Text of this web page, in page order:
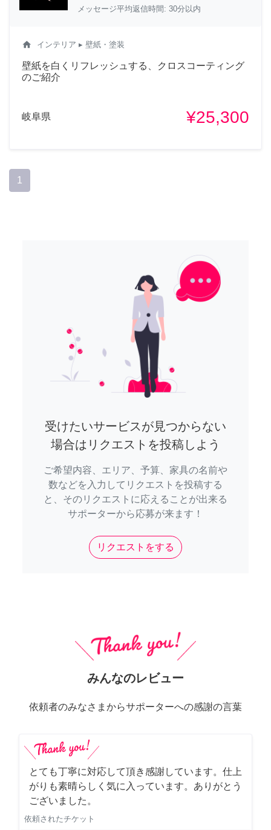
メッセージ平均返信時間: 30分以内
home インテリア ▸ 壁紙・塗装
壁紙を白くリフレッシュする、クロスコーティング
のご紹介
岐阜県 ¥25,300
1
受けたいサービスが見つからない
場合はリクエストを投稿しよう
ご希望内容、エリア、予算、家具の名前や
数などを入力してリクエストを投稿する
と、そのリクエストに応えることが出来る
サポーターから応募が来ます！
リクエストをする
みんなのレビュー
依頼者のみなさまからサポーターへの感謝の言葉
とても丁寧に対応して頂き感謝しています。仕上
がりも素晴らしく気に入っています。ありがとう
ございました。
依頼されたチケット